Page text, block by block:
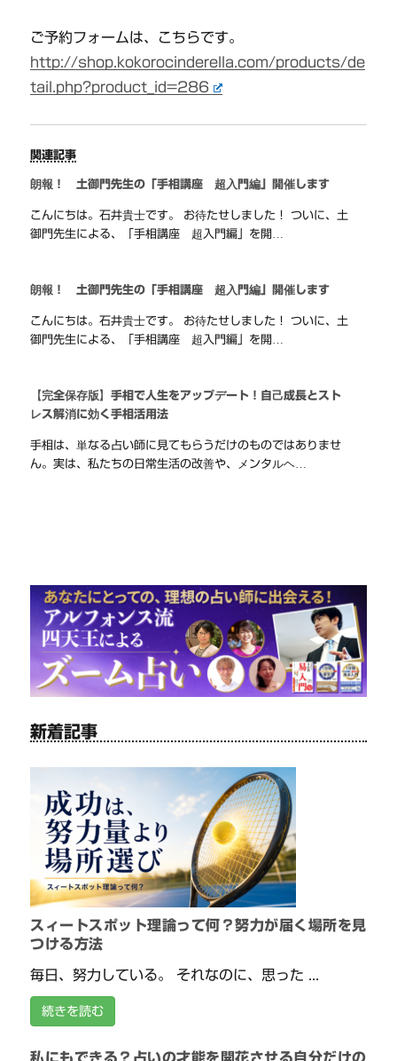
ご予約フォームは、こちらです。
http://shop.kokorocinderella.com/products/de
tail.php?product_id=286
関連記事
朗報！ 土御門先生の「手相講座 超入門編」開催します
こんにちは。石井貴士です。 お待たせしました！ ついに、土
御門先生による、「手相講座 超入門編」を開…
朗報！ 土御門先生の「手相講座 超入門編」開催します
こんにちは。石井貴士です。 お待たせしました！ ついに、土
御門先生による、「手相講座 超入門編」を開…
【完全保存版】手相で人生をアップデート！自己成長とスト
レス解消に効く手相活用法
手相は、単なる占い師に見てもらうだけのものではありませ
ん。実は、私たちの日常生活の改善や、メンタルヘ…
新着記事
スィートスポット理論って何？努力が届く場所を見
つける方法
毎日、努力している。 それなのに、思った ...
続きを読む
私にもできる？占いの才能を開花させる自分だけの